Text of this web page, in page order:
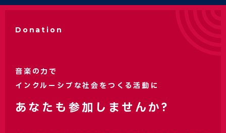
Donation
音楽の力で
インクルーシブな社会をつくる活動に
あなたも参加しませんか?